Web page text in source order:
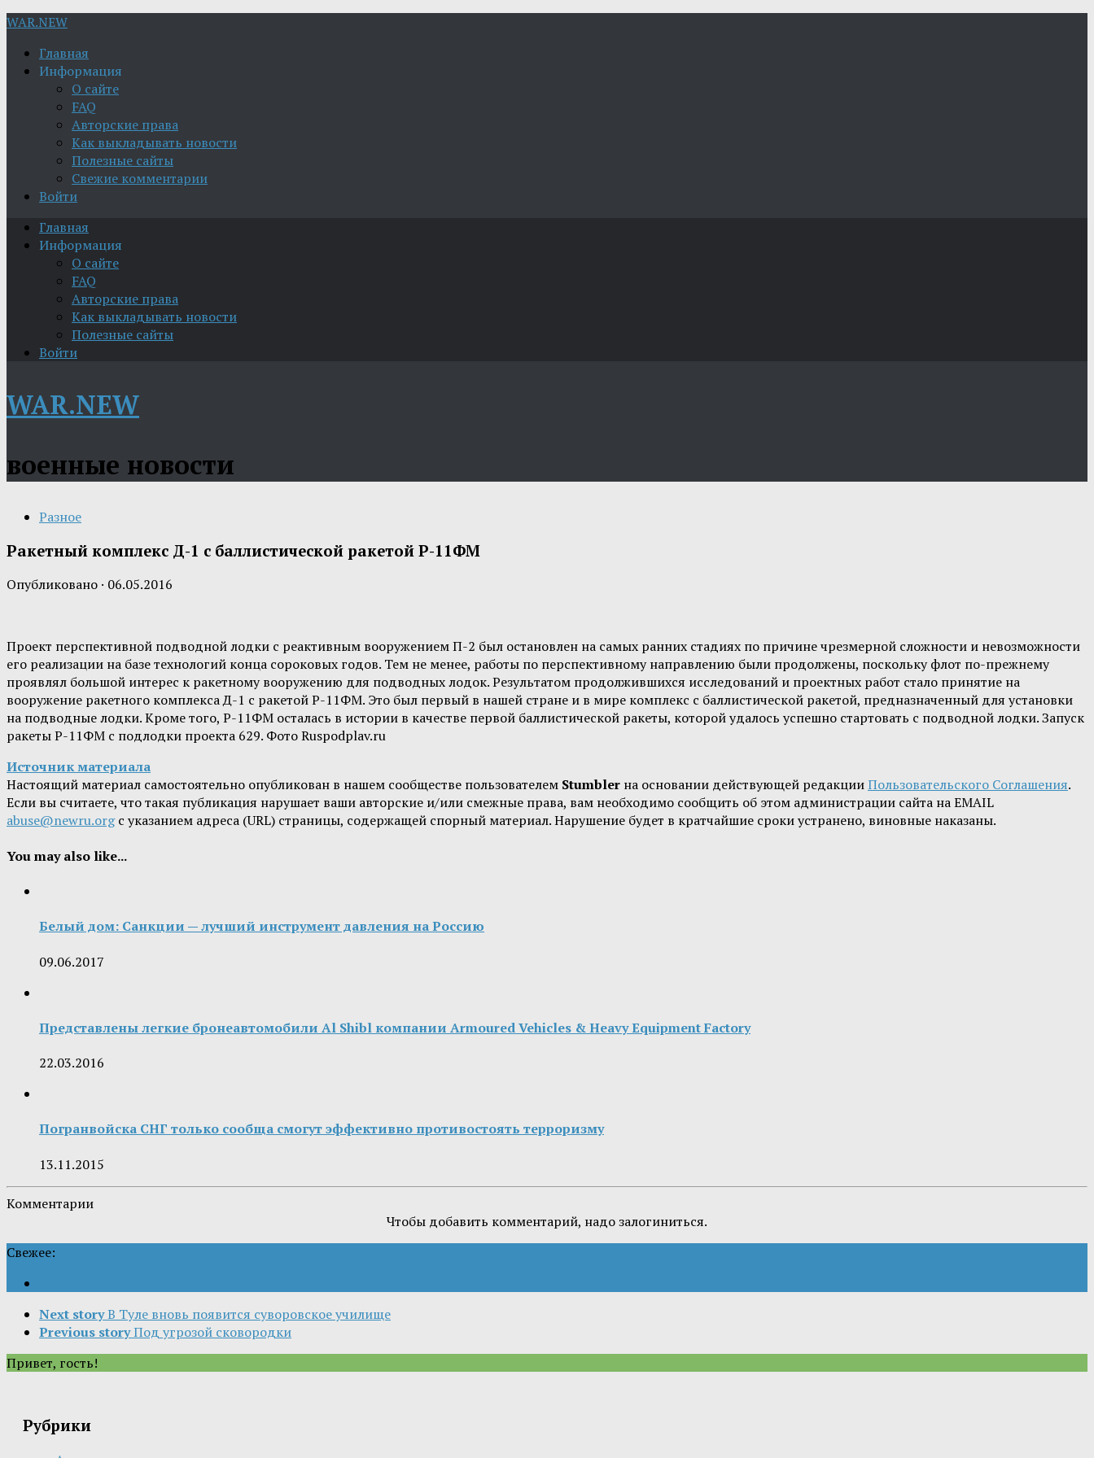
WAR.NEW
Главная
Информация
О сайте
FAQ
Авторские права
Как выкладывать новости
Полезные сайты
Свежие комментарии
Войти
Главная
Информация
О сайте
FAQ
Авторские права
Как выкладывать новости
Полезные сайты
Войти
WAR.NEW
военные новости
Разное
Ракетный комплекс Д-1 с баллистической ракетой Р-11ФМ
Опубликовано · 06.05.2016
Проект перспективной подводной лодки с реактивным вооружением П-2 был остановлен на самых ранних стадиях по причине чрезмерной сложности и невозможности
его реализации на базе технологий конца сороковых годов. Тем не менее, работы по перспективному направлению были продолжены, поскольку флот по-прежнему
проявлял большой интерес к ракетному вооружению для подводных лодок. Результатом продолжившихся исследований и проектных работ стало принятие на
вооружение ракетного комплекса Д-1 с ракетой Р-11ФМ. Это был первый в нашей стране и в мире комплекс с баллистической ракетой, предназначенный для установки
на подводные лодки. Кроме того, Р-11ФМ осталась в истории в качестве первой баллистической ракеты, которой удалось успешно стартовать с подводной лодки. Запуск
ракеты Р-11ФМ с подлодки проекта 629. Фото Ruspodplav.ru
Источник материала
Настоящий материал самостоятельно опубликован в нашем сообществе пользователем Stumbler на основании действующей редакцииПользовательского Соглашения.
Если вы считаете, что такая публикация нарушает ваши авторские и/или смежные права, вам необходимо сообщить об этом администрации сайта на EMAIL
abuse@newru.orgс указанием адреса (URL) страницы, содержащей спорный материал. Нарушение будет в кратчайшие сроки устранено, виновные наказаны.
You may also like...
Белый дом: Санкции — лучший инструмент давления на Россию
09.06.2017
Представлены легкие бронеавтомобили Al Shibl компании Armoured Vehicles & Heavy Equipment Factory
22.03.2016
Погранвойска СНГ только сообща смогут эффективно противостоять терроризму
13.11.2015
Комментарии
Чтобы добавить комментарий, надо залогиниться.
Свежее:
Next storyВ Туле вновь появится суворовское училище
Previous storyПод угрозой сковородки
Привет, гость!
Рубрики